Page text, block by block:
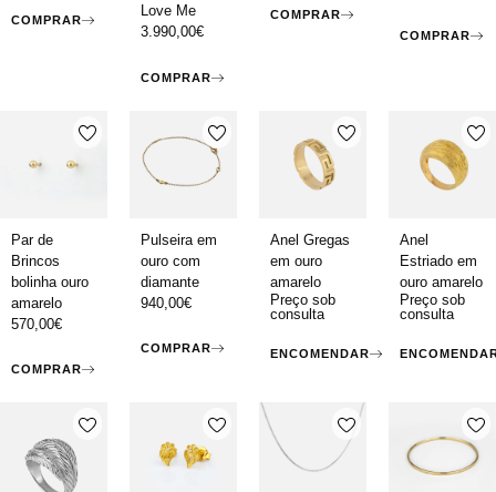
COMPRAR
Love Me
3.990,00€
COMPRAR
COMPRAR
COMPRAR
Par de
Brincos
bolinha ouro
amarelo
570,00€
COMPRAR
Pulseira em
ouro com
diamante
940,00€
COMPRAR
Anel Gregas
em ouro
amarelo
Preço sob
consulta
ENCOMENDAR
Anel
Estriado em
ouro amarelo
Preço sob
consulta